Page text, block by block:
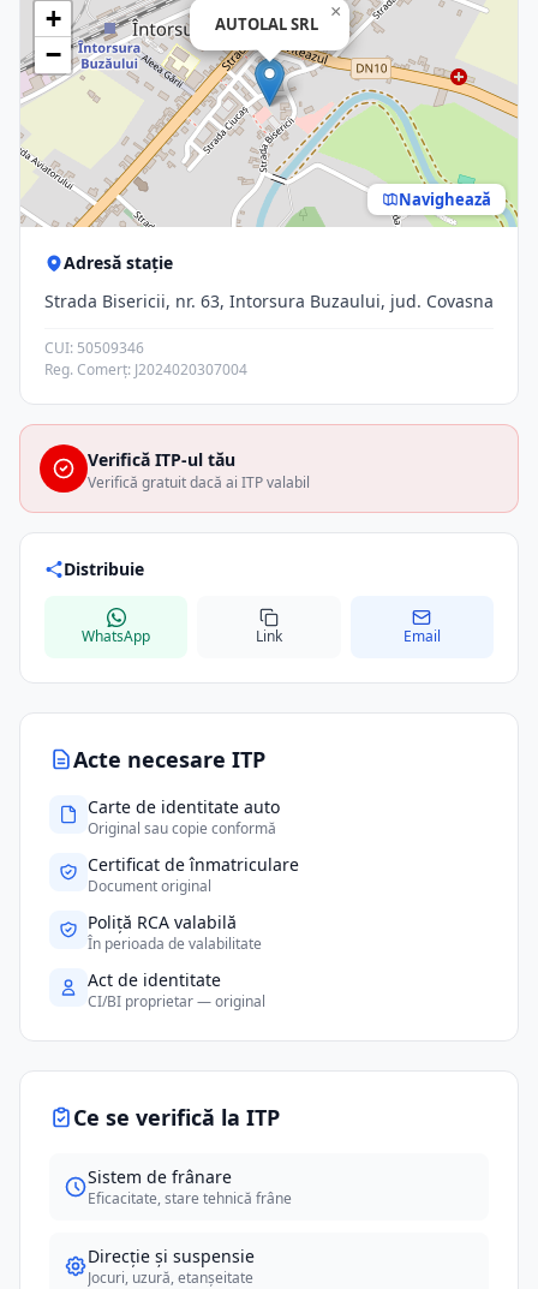
Acte necesare ITP
Carte de identitate auto
Original sau copie conformă
Certificat de înmatriculare
Document original
Poliță RCA valabilă
În perioada de valabilitate
Act de identitate
CI/BI proprietar — original
Ce se verifică la ITP
Sistem de frânare
Eficacitate, stare tehnică frâne
Direcție și suspensie
Jocuri, uzură, etanșeitate
AUTOLAL SRL
×
+
−
Navighează
Adresă stație
Strada Bisericii, nr. 63, Intorsura Buzaului, jud. Covasna
CUI: 50509346
Reg. Comerț: J2024020307004
Verifică ITP-ul tău
Verifică gratuit dacă ai ITP valabil
Distribuie
WhatsApp Link Email